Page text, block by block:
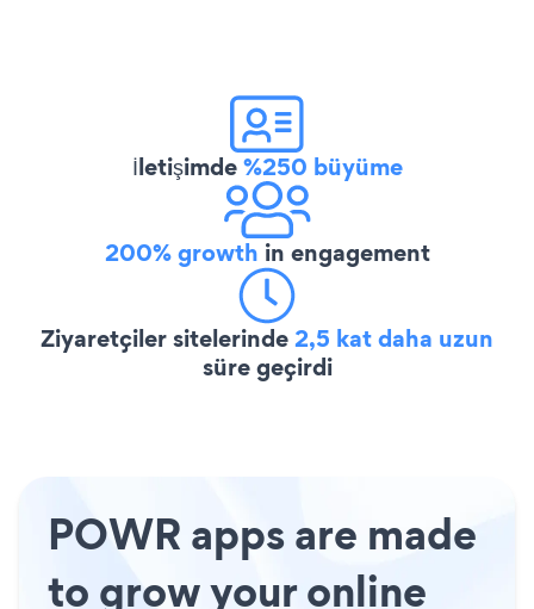
İletişimde%250 büyüme
200% growth in engagement
Ziyaretçiler sitelerinde2,5 kat daha uzun
süre geçirdi
POWR apps are made
to grow your online